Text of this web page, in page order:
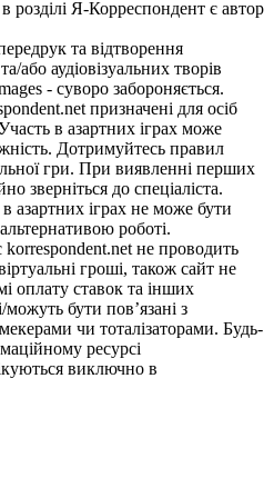
розділі Я-Корреспондент є автор
та відтворення
або аудіовізуальних творів
- суворо забороняється.
призначені для осіб
в азартних іграх може
Дотримуйтесь правил
гри. При виявленні перших
зверніться до спеціаліста.
азартних іграх не може бути
роботі.
не проводить
гроші, також сайт не
оплату ставок та інших
можуть бути пов’язані з
чи тоталізаторами. Будь-
ресурсі
виключно в